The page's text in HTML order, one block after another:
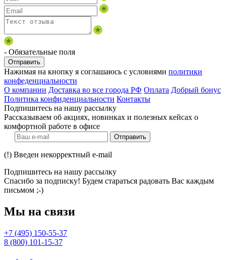
- Обязательные поля
Отправить
Нажимая на кнопку я соглашаюсь с условиями политики
конфеденциальности
О компании Доставка во все города РФ Оплата Добрый бонус
Политика конфиденциальности Контакты
Подпишитесь на нашу рассылку
Рассказываем об акциях, новинках и полезных кейсах о
комфортной работе в офисе
Отправить
(!) Введен некорректный e-mail
Подпишитесь на нашу рассылку
Спасибо за подписку! Будем стараться радовать Вас каждым
письмом ;-)
Мы на связи
+7 (495) 150-55-37
8 (800) 101-15-37